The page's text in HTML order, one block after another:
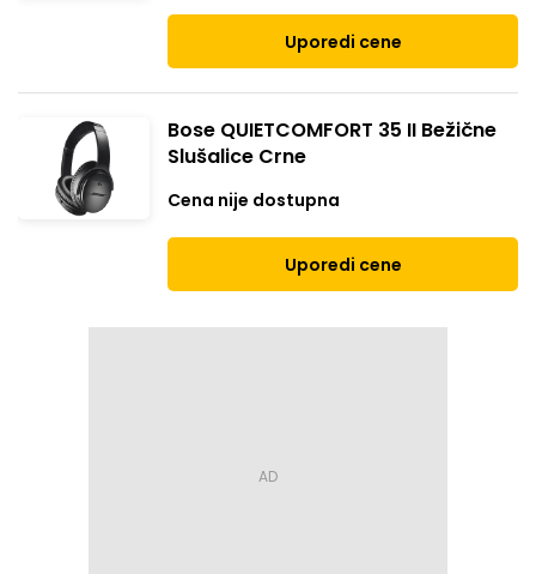
Uporedi cene
Bose QUIETCOMFORT 35 II Bežične
Slušalice Crne
Cena nije dostupna
Uporedi cene